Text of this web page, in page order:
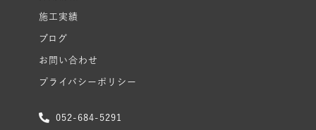
施工実績
ブログ
お問い合わせ
プライバシーポリシー
052-684-5291